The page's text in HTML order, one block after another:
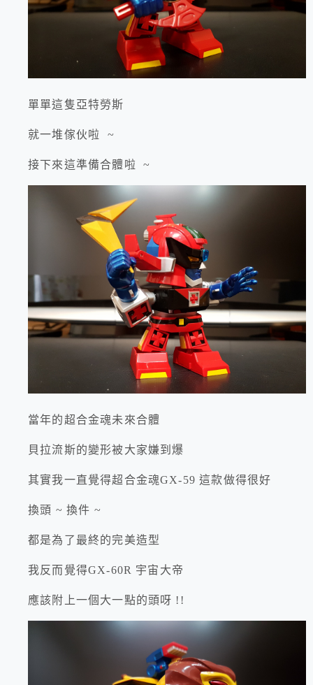
單單這隻亞特勞斯
就一堆傢伙啦 ~
接下來這準備合體啦 ~
當年的超合金魂未來合體
貝拉流斯的變形被大家嫌到爆
其實我一直覺得超合金魂GX-59 這款做得很好
換頭 ~ 換件 ~
都是為了最終的完美造型
我反而覺得GX-60R 宇宙大帝
應該附上一個大一點的頭呀 !!